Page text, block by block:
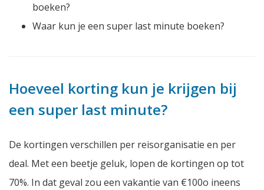
boeken?
Waar kun je een super last minute boeken?
Hoeveel korting kun je krijgen bij
een super last minute?
De kortingen verschillen per reisorganisatie en per
deal. Met een beetje geluk, lopen de kortingen op tot
70%. In dat geval zou een vakantie van €100o ineens